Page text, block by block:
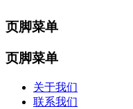
页脚菜单
页脚菜单
关于我们
联系我们